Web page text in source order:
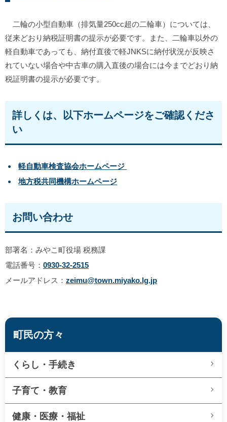
二輪の小型自動車（排気量250cc超の二輪車）については、
従来どおり納税証明書の提示が必要です。また、二輪車以外の
軽自動車であっても、納付直後で軽JNKSに納付状況が反映さ
れていない場合や中古車の購入直後の場合には今までどおり納
税証明書の提示が必要です。
詳しくは、以下ホームページをご確認くださ
い
軽自動車検査協会ホームページ
地方税共同機構ホームページ
お問い合わせ
部署名：みやこ町役場 税務課
電話番号： 0930-32-2515
メールアドレス： zeimu@town.miyako.lg.jp
町民の方々
くらし・手続き
子育て・教育
健康・医療・福祉